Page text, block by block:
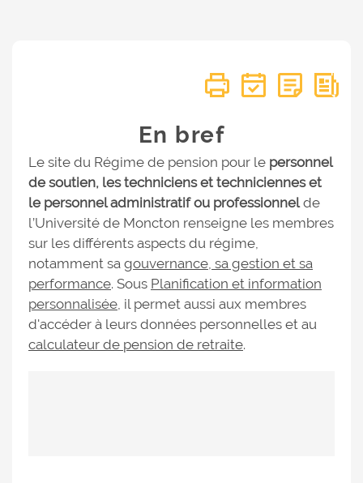
En bref
Le site du Régime de pension pour le personnel
de soutien, les techniciens et techniciennes et
le personnel administratif ou professionnelde
l’Université de Moncton renseigne les membres
sur les différents aspects du régime,
notamment sa gouvernance, sa gestion et sa
performance. Sous Planification et information
personnalisée, il permet aussi aux membres
d'accéder à leurs données personnelles et au
calculateur de pension de retraite.